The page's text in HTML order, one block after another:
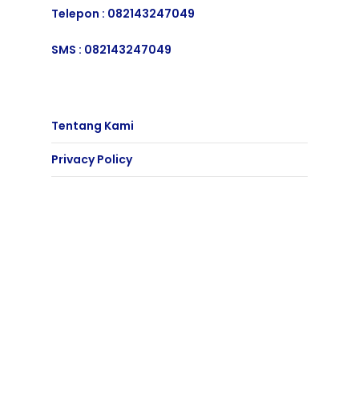
Telepon : 082143247049
SMS : 082143247049
Tentang Kami
Privacy Policy